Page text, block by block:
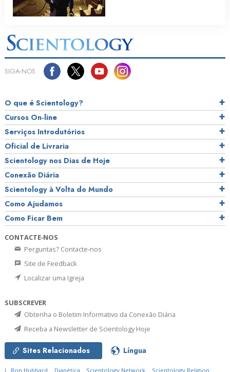
SIGA‑NOS
O que é Scientology?
Cursos On‑line
Serviços Introdutórios
Oficial de Livraria
Scientology nos Dias de Hoje
Conexão Diária
Scientology à Volta do Mundo
Como Ajudamos
Como Ficar Bem
CONTACTE‑NOS
Perguntas? Contacte‑nos
Site de Feedback
Localizar uma Igreja
SUBSCREVER
Obtenha o Boletim Informativo da Conexão Diária
Receba a Newsletter de Scientology Hoje
Sites Relacionados Língua
L. Ron Hubbard Dianética Scientology Network Scientology Religion